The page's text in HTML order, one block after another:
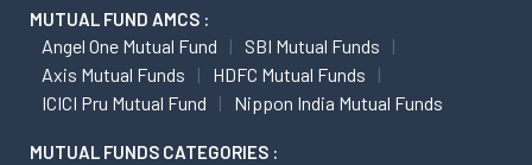
MUTUAL FUND AMCS :
Angel One Mutual Fund
SBI Mutual Funds
Axis Mutual Funds
HDFC Mutual Funds
ICICI Pru Mutual Fund
Nippon India Mutual Funds
MUTUAL FUNDS CATEGORIES :